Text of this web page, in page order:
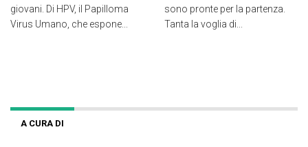
giovani. Di HPV, il Papilloma
Virus Umano, che espone...
sono pronte per la partenza.
Tanta la voglia di...
A CURA DI